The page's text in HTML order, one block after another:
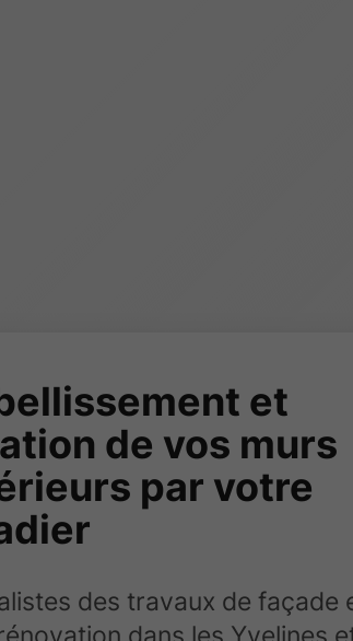
et
de vos murs
par votre
des travaux de façade
dans les Yvelines